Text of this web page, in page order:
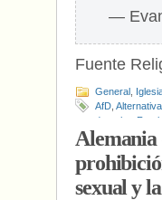
—
Fuente
General
AfD
derecha
Katrin Göring-
Alemania
sexual y